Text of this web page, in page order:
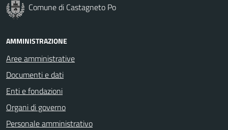
Comune di Castagneto Po
AMMINISTRAZIONE
Aree amministrative
Documenti e dati
Enti e fondazioni
Organi di governo
Personale amministrativo